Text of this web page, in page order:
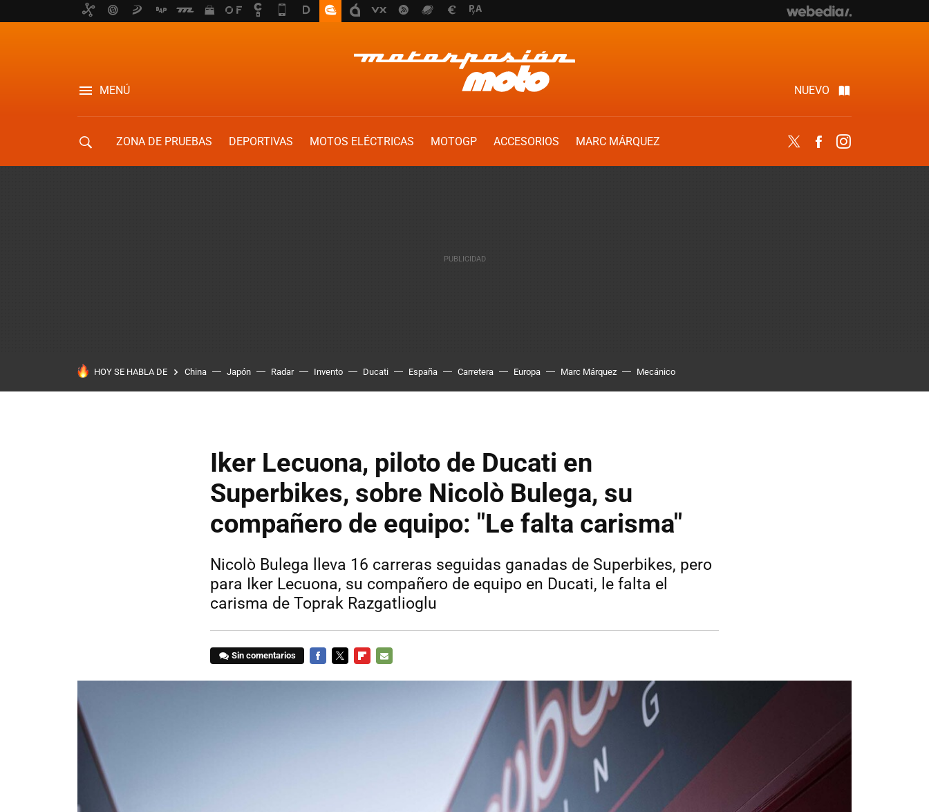
MENÚ NUEVO
ZONA DE PRUEBAS DEPORTIVAS MOTOS ELÉCTRICAS MOTOGP ACCESORIOS
MARC MÁRQUEZ
Twitter Facebook
HOY SE HABLA DE China Japón Radar Invento Ducati España Carretera Europa Marc Márquez Mecánico
Iker Lecuona, piloto de Ducati en
Superbikes, sobre Nicolò Bulega, su
compañero de equipo: "Le falta carisma"
Nicolò Bulega lleva 16 carreras seguidas ganadas de Superbikes, pero
para Iker Lecuona, su compañero de equipo en Ducati, le falta el
carisma de Toprak Razgatlioglu
Sin comentarios